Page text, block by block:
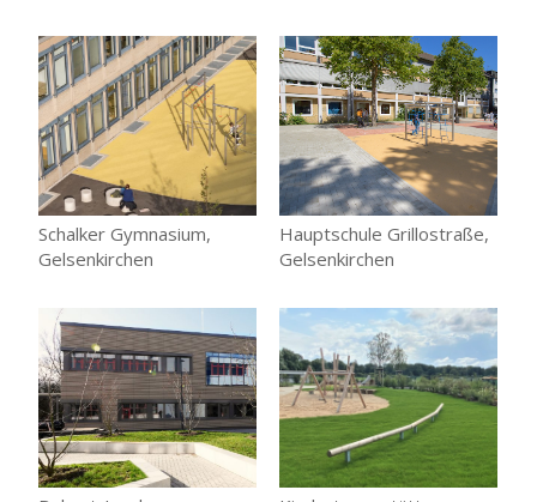
Schalker Gymnasium,
Gelsenkirchen
Hauptschule Grillostraße,
Gelsenkirchen